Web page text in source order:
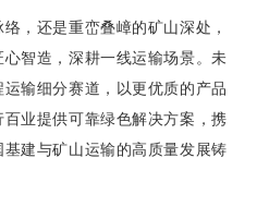
还是重峦叠嶂的矿山深处，
智造，深耕一线运输场景。未
输细分赛道，以更优质的产品
业提供可靠绿色解决方案，携
建与矿山运输的高质量发展铸